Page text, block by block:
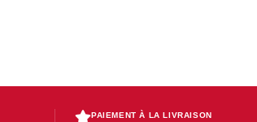
PAIEMENT À LA LIVRAISON